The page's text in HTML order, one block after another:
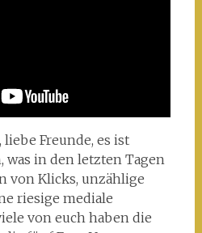
liebe Freunde, es ist
in den letzten Tagen
von Klicks, unzählige
riesige mediale
von euch haben die